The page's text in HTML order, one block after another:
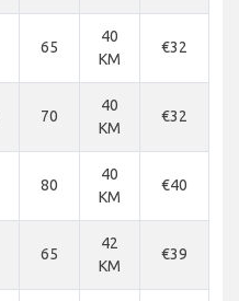
65
40
KM
€32
70
40
KM
€32
80
40
KM
€40
65
42
KM
€39